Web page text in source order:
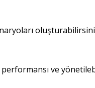
ve